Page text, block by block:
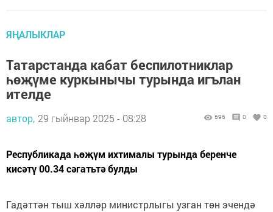
ЯҢАЛЫКЛАР
Татарстанда кабат беспилотниклар
һөҗүме куркынычы турында игълан
ителде
автор, 29 гыйнвар 2025 - 08:28 696 0 0
Республикада һөҗүм ихтималы турында беренче
кисәтү 00.34 сәгатьтә булды
Гадәттән тыш хәлләр министрлыгы узган төн эчендә